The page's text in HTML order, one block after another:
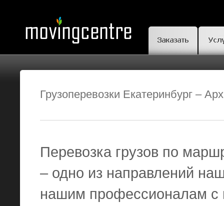
Грузоперевозки Екатеринбург –
Перевозка грузов по
– одно из направлений
нашим профессионалам с